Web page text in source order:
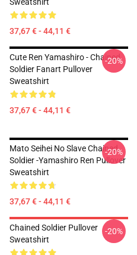
37,67 € - 44,11 €
Cute Ren Yamashiro - Chained
Soldier Fanart Pullover
Sweatshirt
37,67 € - 44,11 €
-20%
Mato Seihei No Slave Chained
Soldier -Yamashiro Ren Pullover
Sweatshirt
37,67 € - 44,11 €
-20%
Chained Soldier Pullover
Sweatshirt
-20%